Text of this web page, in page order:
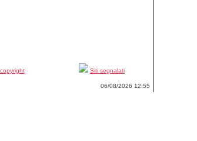
Siti segnalati
06/08/2026 12:55